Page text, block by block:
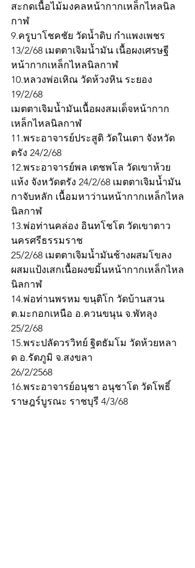
สะกดเนื้อไม้มงคลหน้ากากเหล็กไหลนิล
กาฬ
9.ครูบาโชคชัย วัดน้ำดิบ กำแพงเพชร
13/2/68 เมตตาเจิมน้ำมัน เนื้อผงเศรษฐี
หน้ากากเหล็กไหลนิลกาฬ
10.หลวงพ่อเหิณ วัดห้วงหิน ระยอง
19/2/68
เมตตาเจิมน้ำมันเนื้อผงสมเด็จหน้ากาก
เหล็กไหลนิลกาฬ
11.พระอาจารย์ประสูติ วัดในเตา จังหวัด
ตรัง 24/2/68
12.พระอาจารย์พล เตชพโล วัดเขาห้วย
แห้ง จังหวัดตรัง 24/2/68 เมตตาเจิมน้ำมัน
กาจับหลัก เนื้อมหาว่านหน้ากากเหล็กไหล
นิลกาฬ
13.พ่อท่านคล่อง อินทโชโต วัดเขาตาว
นครศรีธรรมราช
25/2/68 เมตตาเจิมน้ำมันช้างผสมโขลง
ผสมแป้งเสกเนื้อผงขมิ้นหน้ากากเหล็กไหล
นิลกาฬ
14.พ่อท่านพรหม ขนฺติโก วัดบ้านสวน
ต.มะกอกเหนือ อ.ควนขนุน จ.พัทลุง
25/2/68
15.พระปลัดวรวิทย์ ฐิตธัมโม วัดห้วยหลา
ด อ.รัตภูมิ จ.สงขลา
26/2/2568
16.พระอาจารย์อนุชา อนุชาโต วัดโพธิ์
ราษฎร์บูรณะ ราชบุรี 4/3/68